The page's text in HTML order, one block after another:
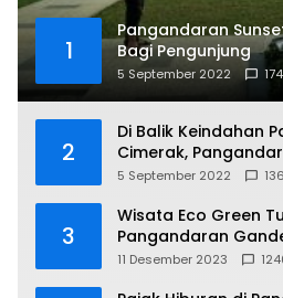
1
Pangandaran
Bagi Pengunjung
5 September 2022
2
Di Balik Keindahan
Cimerak,
5 September 2022
3
Wisata Eco Green
Pangandaran
11 Desember 2023